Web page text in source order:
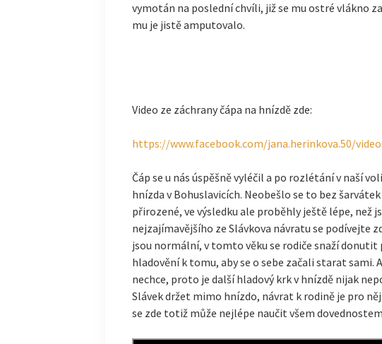
vymotán na poslední chvíli, již se mu ostré vlákno
mu je jistě amputovalo.
Video ze záchrany čápa na hnízdě zde:
https://www.facebook.com/jana.herinkova.50/
Čáp se u nás úspěšně vyléčil a po rozlétání v naší
hnízda v Bohuslavicích. Neobešlo se to bez
přirozené, ve výsledku ale proběhly ještě lépe, než
nejzajímavějšího ze Slávkova návratu se podívejte
jsou normální, v tomto věku se rodiče snaží
hladovění k tomu, aby se o sebe začali starat sami.
nechce, proto je další hladový krk v hnízdě nijak
Slávek držet mimo hnízdo, návrat k rodině je pro
se zde totiž může nejlépe naučit všem